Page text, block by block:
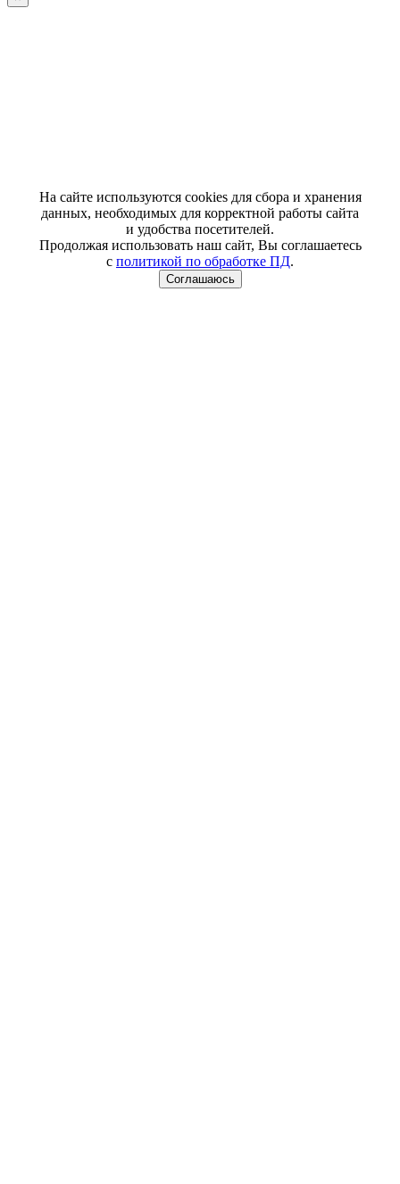
На сайте используются cookies для сбора и хранения
данных, необходимых для корректной работы сайта
и удобства посетителей.
Продолжая использовать наш сайт, Вы соглашаетесь
с политикой по обработке ПД.
Соглашаюсь